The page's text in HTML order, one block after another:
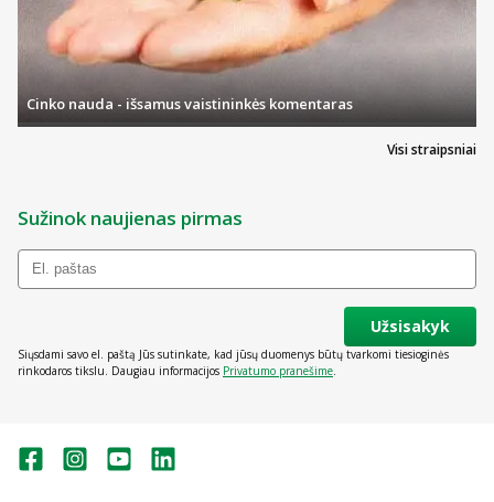
Visi straipsniai
Cinko nauda - išsamus vaistininkės komentaras
Sužinok naujienas pirmas
Užsisakyk
Siųsdami savo el. paštą Jūs sutinkate, kad jūsų duomenys būtų tvarkomi tiesioginės
rinkodaros tikslu. Daugiau informacijos Privatumo pranešime.